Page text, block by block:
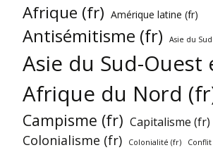
Afrique (fr) Amérique latine (fr)
Antisémitisme (fr) Asie du
Asie du Sud-Ouest
Afrique du Nord
Campisme (fr) Capitalisme (fr)
Colonialisme (fr) Colonialité (fr)